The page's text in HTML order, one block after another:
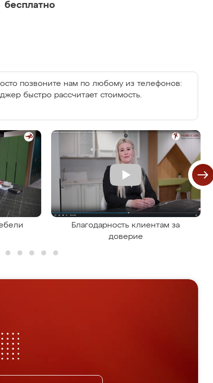
бесплатно
позвоните нам по любому из телефонов:
быстро рассчитает стоимость.
Благодарность клиентам за
доверие